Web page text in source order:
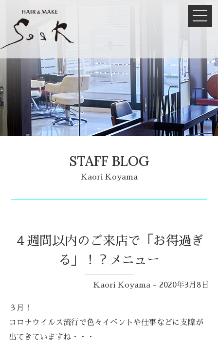
STAFF BLOG
Kaori Koyama
４週間以内のご来店で「お得過ぎ
る」！？メニュー
Kaori Koyama - 2020年3月8日
３月！
コロナウイルス流行で色々イベントや仕事などに支障が
出てきていますね・・・